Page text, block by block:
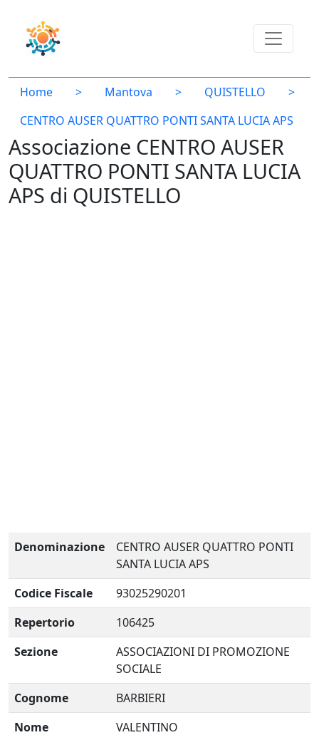
Home > Mantova > QUISTELLO
>
CENTRO AUSER QUATTRO PONTI SANTA LUCIA APS
Associazione CENTRO AUSER
QUATTRO PONTI SANTA LUCIA
APS di QUISTELLO
Denominazione
CENTRO AUSER QUATTRO PONTI
SANTA LUCIA APS
Codice Fiscale
93025290201
Repertorio
106425
Sezione
ASSOCIAZIONI DI PROMOZIONE
SOCIALE
Cognome
BARBIERI
Nome
VALENTINO